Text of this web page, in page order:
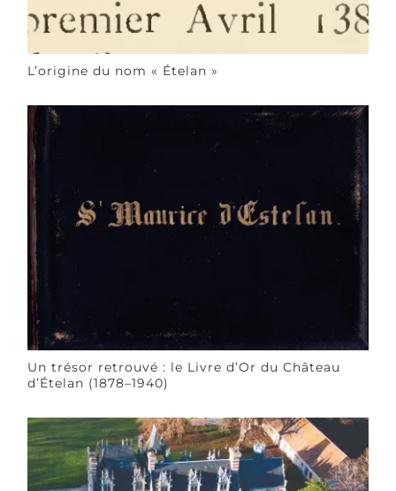
L’origine du nom « Ételan »
Un trésor retrouvé : le Livre d’Or du Château
d’Ételan (1878–1940)